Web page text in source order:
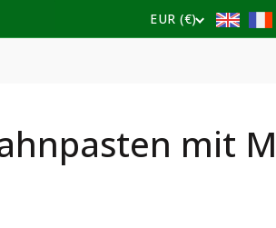
EUR (€)
mit